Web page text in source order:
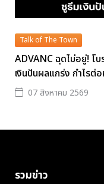
Talk of The Town
ADVANC ฉุดไม่อยู่! โบ
เงินปันผลแกร่ง กำไรต่
07 สิงหาคม 2569
รวมข่าว